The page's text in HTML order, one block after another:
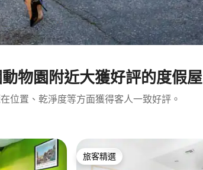
物園附近大獲好評的度假屋
位置、乾淨度等方面獲得客人一致好評。
旅客精選
旅客精選